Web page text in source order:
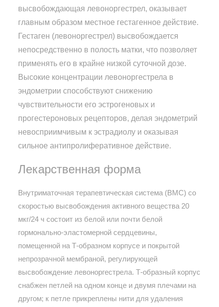
высвобождающая левоноргестрел, оказывает
главным образом местное гестагенное действие.
Гестаген (левоноргестрел) высвобождается
непосредственно в полость матки, что позволяет
применять его в крайне низкой суточной дозе.
Высокие концентрации левоноргестрела в
эндометрии способствуют снижению
чувствительности его эстрогеновых и
прогестероновых рецепторов, делая эндометрий
невосприимчивым к эстрадиолу и оказывая
сильное антипролиферативное действие.
Лекарственная форма
Внутриматочная терапевтическая система (ВМС) со
скоростью высвобождения активного вещества 20
мкг/24 ч состоит из белой или почти белой
гормонально-эластомерной сердцевины,
помещенной на Т-образном корпусе и покрытой
непрозрачной мембраной, регулирующей
высвобождение левоноргестрела. Т-образный корпус
снабжен петлей на одном конце и двумя плечами на
другом; к петле прикреплены нити для удаления